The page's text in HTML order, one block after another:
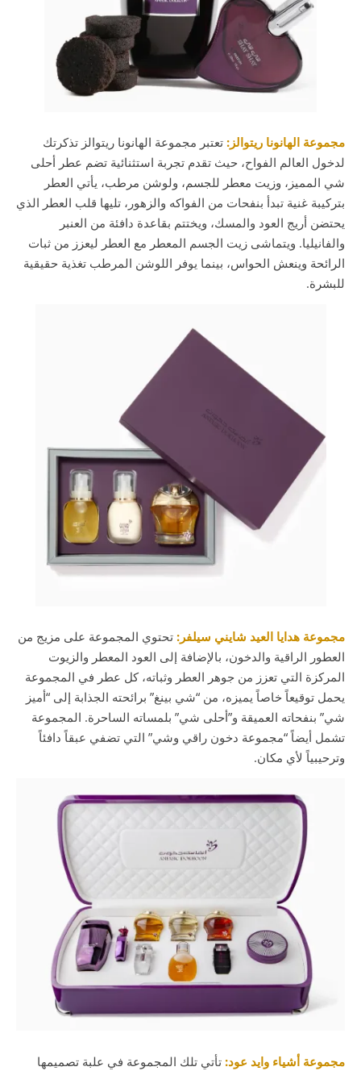
مجموعة الهانونا ريتوالز: تعتبر مجموعة الهانونا ريتوالز تذكرتك
لدخول العالم الفواح، حيث تقدم تجربة استثنائية تضم عطر أحلى
شي المميز، وزيت معطر للجسم، ولوشن مرطب، يأتي العطر
بتركيبة غنية تبدأ بنفحات من الفواكه والزهور، تليها قلب العطر الذي
يحتضن أريج العود والمسك، ويختتم بقاعدة دافئة من العنبر
والفانيليا. ويتماشى زيت الجسم المعطر مع العطر ليعزز من ثبات
الرائحة وينعش الحواس، بينما يوفر اللوشن المرطب تغذية حقيقية
للبشرة.
مجموعة هدايا العيد شايني سيلفر: تحتوي المجموعة على مزيج من
العطور الراقية والدخون، بالإضافة إلى العود المعطر والزيوت
المركزة التي تعزز من جوهر العطر وثباته، كل عطر في المجموعة
يحمل توقيعاً خاصاً يميزه، من “شي بينغ” برائحته الجذابة إلى “أميز
شي” بنفحاته العميقة و”أحلى شي” بلمساته الساحرة. المجموعة
تشمل أيضاً “مجموعة دخون راقي وشي” التي تضفي عبقاً دافئاً
وترحيبياً لأي مكان.
مجموعة أشياء وايد عود: تأتي تلك المجموعة في علبة تصميمها